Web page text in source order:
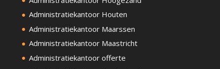
Administratiekantoor Houten
Administratiekantoor Maarssen
Administratiekantoor Maastricht
Administratiekantoor offerte